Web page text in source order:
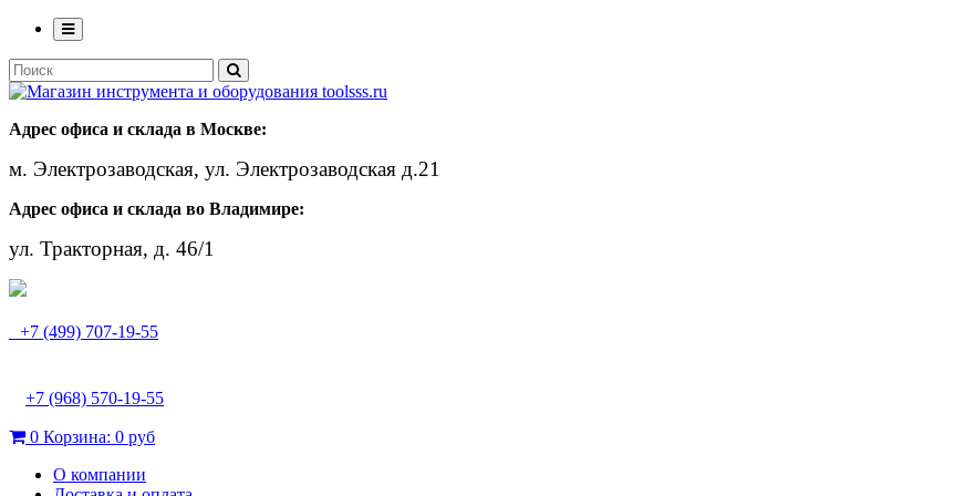
Адрес офиса и склада в Москве:
м. Электрозаводская, ул. Электрозаводская д.21
Адрес офиса и склада во Владимире:
ул. Тракторная, д. 46/1
+7 (499) 707-19-55
+7 (968) 570-19-55
0 Корзина: 0 руб
О компании